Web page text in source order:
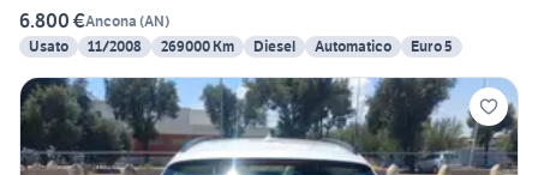
6.800 €Ancona (AN)
Usato
11/2008 269000 Km Diesel Automatico Euro 5